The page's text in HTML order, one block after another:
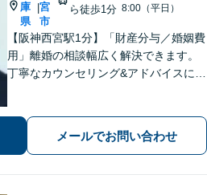
庫
県
|宮
市
ら徒歩1分 8:00（平日）
【阪神西宮駅1分】「財産分与／婚姻費
用」離婚の相談幅広く解決できます。
丁寧なカウンセリング&アドバイスに定
どにも幅広く対応できます【休日・夜
間相談可能】24時間メール受付
メールでお問い合わせ